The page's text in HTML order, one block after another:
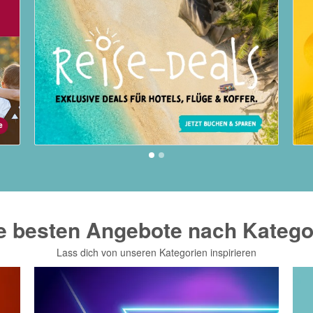
besten Angebote nach
Lass dich von unseren Kategorien inspirieren